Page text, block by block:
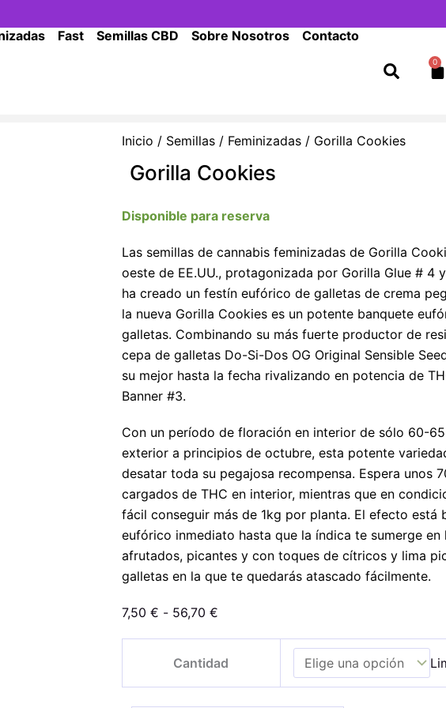
Fast Semillas CBD Sobre Nosotros Contacto
0
Inicio / Semillas/ Feminizadas/ Gorilla Cookies
Gorilla Cookies
Disponible para reserva
Las semillas de cannabis feminizadas de Gorilla
oeste de EE.UU., protagonizada por Gorilla Glue # 4
ha creado un festín eufórico de galletas de crema
la nueva Gorilla Cookies es un potente banquete
galletas. Combinando su más fuerte productor de
cepa de galletas Do-Si-Dos OG Original Sensible
su mejor hasta la fecha rivalizando en potencia de
Banner #3.
Con un período de floración en interior de sólo 60-
exterior a principios de octubre, esta potente
desatar toda su pegajosa recompensa. Espera unos
cargados de THC en interior, mientras que en
fácil conseguir más de 1kg por planta. El efecto está
eufórico inmediato hasta que la índica te sumerge
afrutados, picantes y con toques de cítricos y lima
galletas en la que te quedarás atascado fácilmente.
7,50 € - 56,70 €Rango
desde
Cantidad
Cookies
cantidad